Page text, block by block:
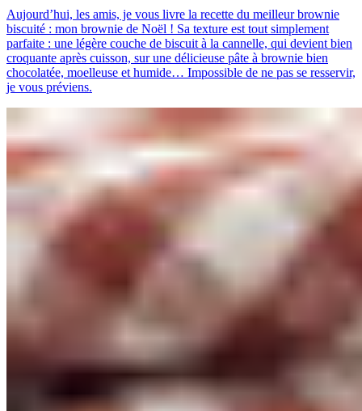
Aujourd’hui, les amis, je vous livre la recette du meilleur brownie
biscuité : mon brownie de Noël ! Sa texture est tout simplement
parfaite : une légère couche de biscuit à la cannelle, qui devient bien
croquante après cuisson, sur une délicieuse pâte à brownie bien
chocolatée, moelleuse et humide… Impossible de ne pas se resservir,
je vous préviens.